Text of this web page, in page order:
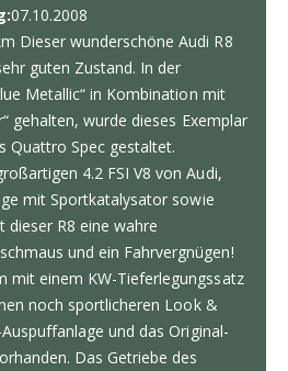
07.10.2008
Dieser wunderschöne Audi R8
guten Zustand. In der
Metallic“ in Kombination mit
gehalten, wurde dieses Exemplar
Quattro Spec gestaltet.
4.2 FSI V8 von Audi,
mit Sportkatalysator sowie
dieser R8 eine wahre
und ein Fahrvergnügen!
mit einem KW-Tieferlegungssatz
noch sportlicheren Look &
und das Original-
Das Getriebe des